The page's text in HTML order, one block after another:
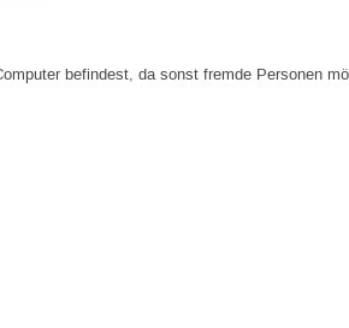
befindest, da sonst fremde Personen